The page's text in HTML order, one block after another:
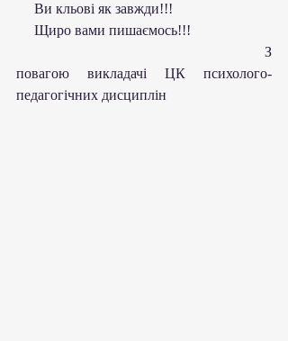
     Ви кльові як завжди!!!
     Щиро вами пишаємось!!!
повагою викладачі ЦК психолого-
педагогічних дисциплін